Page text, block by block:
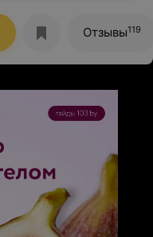
Отзывы119